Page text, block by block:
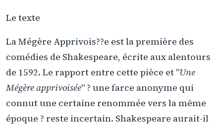
Le texte
La Mégère Apprivois??e est la première des
comédies de Shakespeare, écrite aux alentours
de 1592. Le rapport entre cette pièce et "Une
Mégère apprivoisée" ? une farce anonyme qui
connut une certaine renommée vers la même
époque ? reste incertain. Shakespeare aurait-il